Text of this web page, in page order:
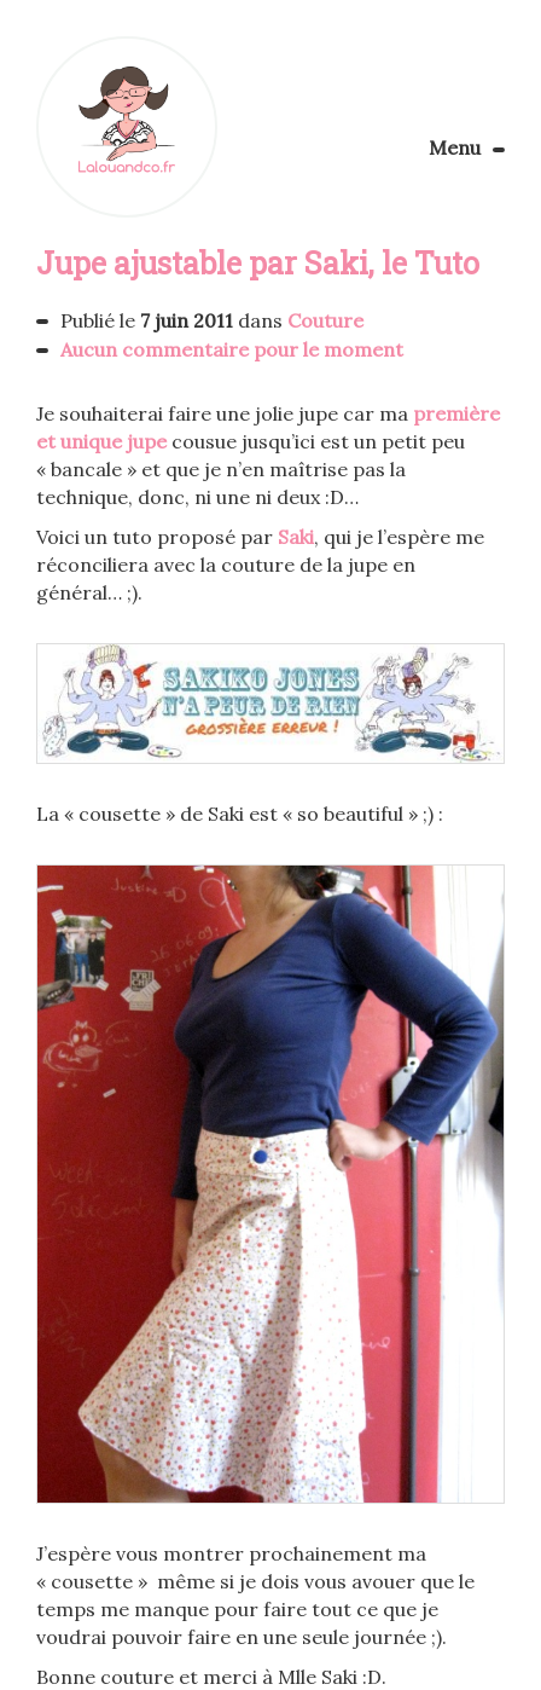
Menu
Apprendre la couture
Aménager son coin couture
Personnalisez vos tissus
Rechercher
Jupe ajustable par Saki, le Tuto
Publié le 7 juin 2011 dans Couture
Aucun commentaire pour le moment
Je souhaiterai faire une jolie jupe car ma première
et unique jupe cousue jusqu’ici est un petit peu
« bancale » et que je n’en maîtrise pas la
technique, donc, ni une ni deux :D…
Voici un tuto proposé par Saki, qui je l’espère me
réconciliera avec la couture de la jupe en
général… ;).
La « cousette » de Saki est « so beautiful » ;) :
J’espère vous montrer prochainement ma
« cousette » même si je dois vous avouer que le
temps me manque pour faire tout ce que je
voudrai pouvoir faire en une seule journée ;).
Bonne couture et merci à Mlle Saki :D.